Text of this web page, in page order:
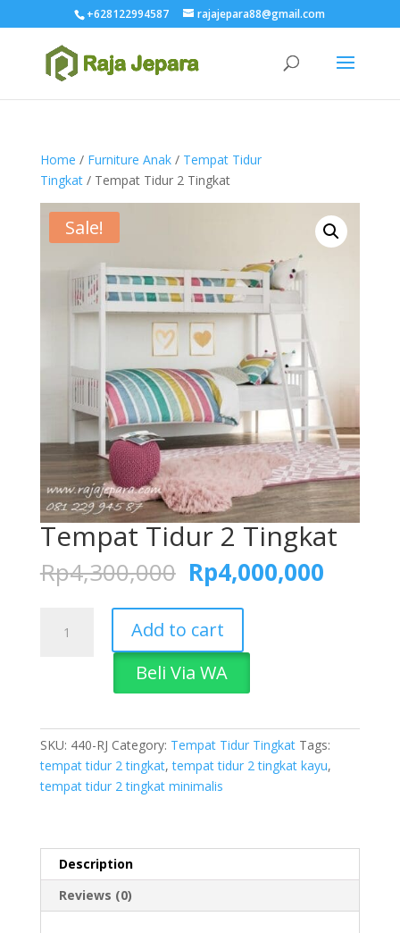
+628122994587 rajajepara88@gmail.com
Home / Furniture Anak/ Tempat Tidur
Tingkat/ Tempat Tidur 2 Tingkat
Sale!
Tempat Tidur 2 Tingkat
Rp4,300,000 Original
price
was:
Rp4,300,000.
Rp4,000,000
Tidur
Add to cart
Beli Via WA
SKU: 440-RJ Category: Tempat Tidur Tingkat Tags:
tempat tidur 2 tingkat,tempat tidur 2 tingkat kayu,
tempat tidur 2 tingkat minimalis
Description
Reviews (0)